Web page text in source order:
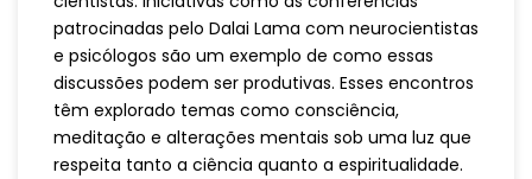
patrocinadas pelo Dalai Lama com neurocientistas
e psicólogos são um exemplo de como essas
discussões podem ser produtivas. Esses encontros
têm explorado temas como consciência,
meditação e alterações mentais sob uma luz que
respeita tanto a ciência quanto a espiritualidade.